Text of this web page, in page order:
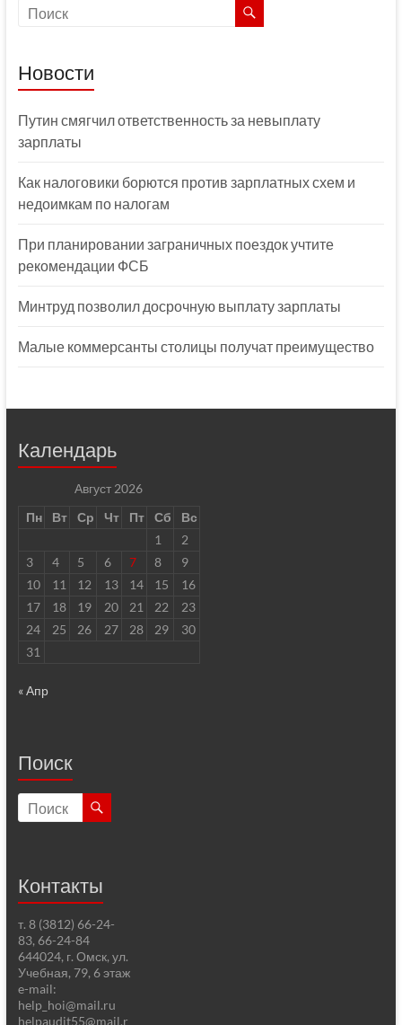
Новости
Путин смягчил ответственность за невыплату
зарплаты
Как налоговики борются против зарплатных схем и
недоимкам по налогам
При планировании заграничных поездок учтите
рекомендации ФСБ
Минтруд позволил досрочную выплату зарплаты
Малые коммерсанты столицы получат преимущество
Календарь
Август 2026
Пн
Вт Ср Чт Пт Сб
Вс
1
2
3
4 5 6 7 8
9
10
11 12 13 14 15
16
17
18 19 20 21 22
23
24
25 26 27 28 29
30
31
« Апр
Поиск
Контакты
т. 8 (3812) 66-24-
83, 66-24-84
644024, г. Омск, ул.
Учебная, 79, 6 этаж
e-mail:
help_hoi@mail.ru
helpaudit55@mail.r